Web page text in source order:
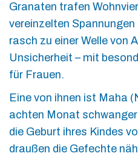
Granaten trafen
vereinzelten
rasch zu einer Welle von
Unsicherheit – mit
für Frauen.
Eine von ihnen ist Maha
achten Monat
die Geburt ihres Kindes
draußen die Gefechte